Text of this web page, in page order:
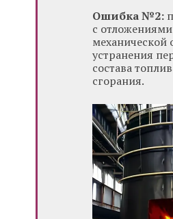
Ошибка №2:
с
механической
устранения
состава
сгорания.